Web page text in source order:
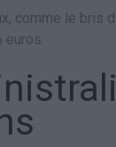
comme le bris
euros.